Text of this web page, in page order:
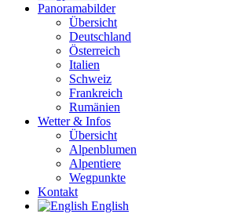
Panoramabilder
Übersicht
Deutschland
Österreich
Italien
Schweiz
Frankreich
Rumänien
Wetter & Infos
Übersicht
Alpenblumen
Alpentiere
Wegpunkte
Kontakt
English